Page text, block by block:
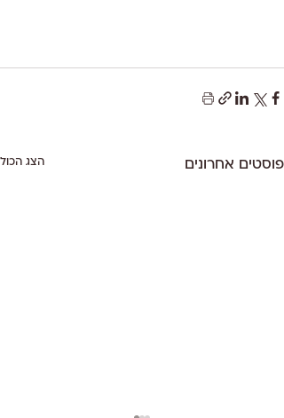
פוסטים אחרונים הצג הכול